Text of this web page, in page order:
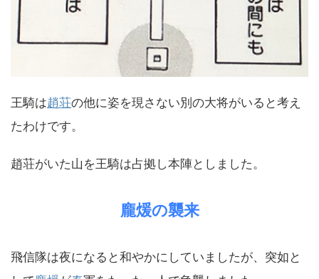
王騎は趙荘の他に姿を現さない別の大将がいると考え
たわけです。
趙荘がいた山を王騎は占拠し本陣としました。
龐煖の襲来
飛信隊は夜になると和やかにしていましたが、突如と